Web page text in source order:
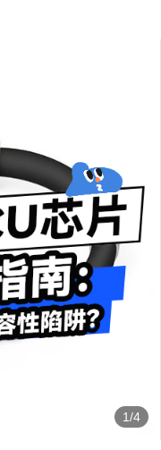
1/4